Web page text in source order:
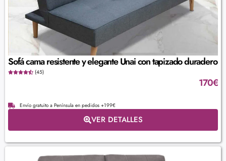
Sofá cama resistente y elegante Unai con tapizado duradero
(45)
170€
Envío gratuito a Península en pedidos +199€
VER DETALLES